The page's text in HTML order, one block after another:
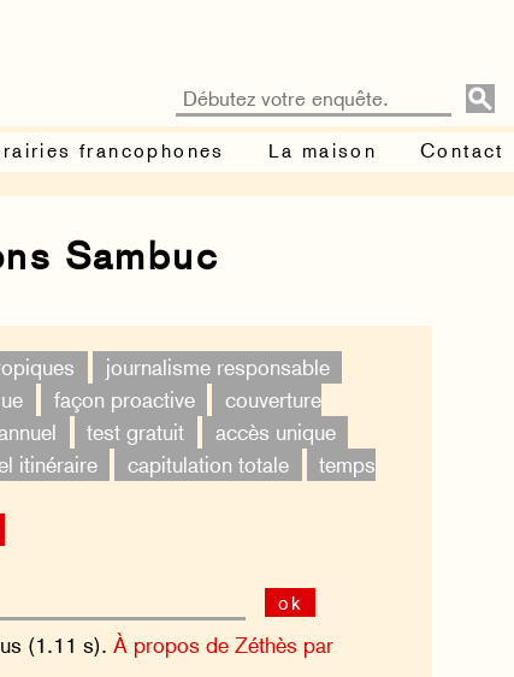
francophones La maison Contact
Sambuc
journalisme responsable
façon proactive
couverture
test gratuit
accès unique
itinéraire capitulation totale
temps
ok
(1.11 s). À propos de Zéthès par